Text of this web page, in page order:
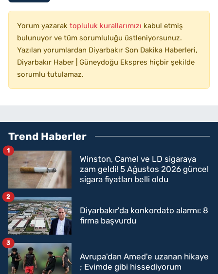
Yorum yazarak topluluk kurallarımızı kabul etmiş
bulunuyor ve tüm sorumluluğu üstleniyorsunuz.
Yazılan yorumlardan Diyarbakır Son Dakika Haberleri,
Diyarbakır Haber | Güneydoğu Ekspres hiçbir şekilde
sorumlu tutulamaz.
Trend Haberler
Winston, Camel ve LD sigaraya
zam geldi! 5 Ağustos 2026 güncel
sigara fiyatları belli oldu
1
Diyarbakır'da konkordato alarmı: 8
firma başvurdu
2
Avrupa'dan Amed'e uzanan hikaye
; Evimde gibi hissediyorum
3